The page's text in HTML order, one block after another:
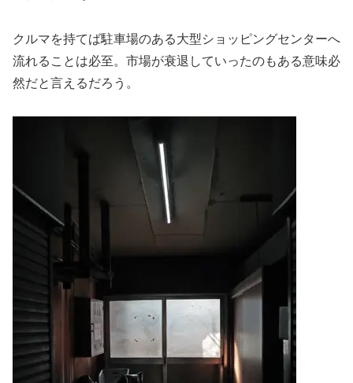
クルマを持てば駐車場のある大型ショッピングセンターへ
流れることは必至。市場が衰退していったのもある意味必
然だと言えるだろう。